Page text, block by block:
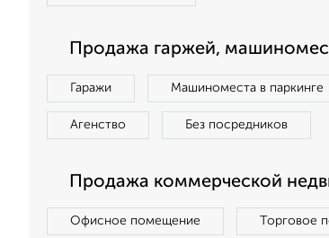
Продажа гаржей,
Гаражи Машиноместа в паркинге
Агенство Без посредников
Продажа коммерческой
Офисное помещение Торговое